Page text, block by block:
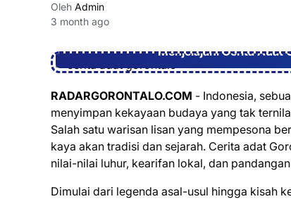
Oleh Admin
3 month ago
Menjelajahi Cerita Adat
RADARGORONTALO.COM - Indonesia,
menyimpan kekayaan budaya yang tak
Salah satu warisan lisan yang mempesona
kaya akan tradisi dan sejarah. Cerita adat
nilai-nilai luhur, kearifan lokal, dan
Dimulai dari legenda asal-usul hingga kisah